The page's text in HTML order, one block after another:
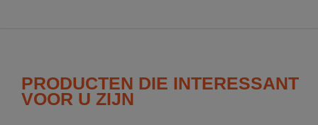
PRODUCTEN DIE INTERESSANT
VOOR U ZIJN